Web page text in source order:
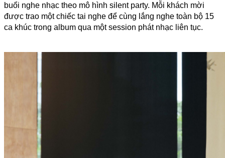
buổi nghe nhạc theo mô hình silent party. Mỗi khách mời
được trao một chiếc tai nghe để cùng lắng nghe toàn bộ 15
ca khúc trong album qua một session phát nhạc liên tục.